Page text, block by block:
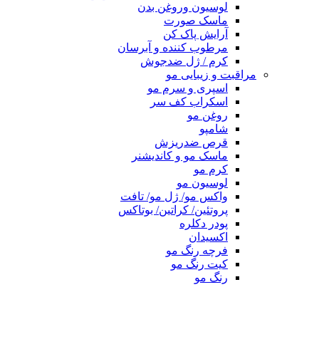
لوسیون وروغن بدن
ماسک صورت
آرایش پاک کن
مرطوب کننده و آبرسان
کرم / ژل ضدجوش
مراقبت و زیبایی مو
اسپری و سرم مو
اسکراب کف سر
روغن مو
شامپو
قرص ضدریزش
ماسک مو و کاندیشنر
کرم مو
لوسیون مو
واکس مو/ ژل مو/ تافت
پروتئین/ کراتین/ بوتاکس
پودر دکلره
اکسیدان
فرچه رنگ مو
کیت رنگ مو
رنگ مو